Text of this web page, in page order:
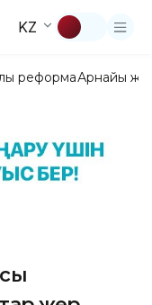
KZ
реформаАрнайы